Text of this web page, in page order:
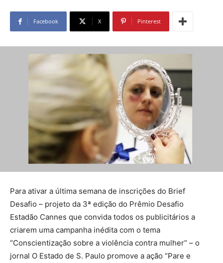
Facebook X Pinterest
Para ativar a última semana de inscrições do Brief
Desafio – projeto da 3ª edição do Prêmio Desafio
Estadão Cannes que convida todos os publicitários a
criarem uma campanha inédita com o tema
“Conscientização sobre a violência contra mulher” – o
jornal O Estado de S. Paulo promove a ação “Pare e